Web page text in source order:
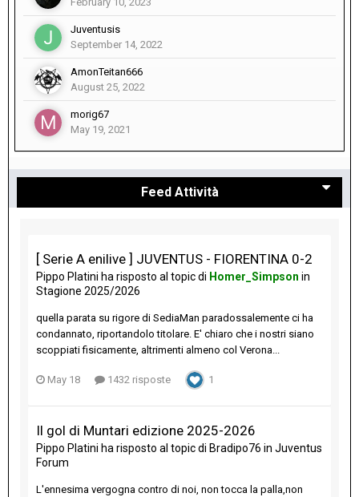
Juventusis
September 14, 2022
AmonTeitan666
August 25, 2022
morig67
May 19, 2021
Feed Attività
[ Serie A enilive ] JUVENTUS - FIORENTINA 0-2
Pippo Platini ha risposto al topic di Homer_Simpson in
Stagione 2025/2026
quella parata su rigore di SediaMan paradossalemente ci ha
condannato, riportandolo titolare. E' chiaro che i nostri siano
scoppiati fisicamente, altrimenti almeno col Verona...
May 18 1432 risposte 1
Il gol di Muntari edizione 2025-2026
Pippo Platini ha risposto al topic di Bradipo76 in Juventus
Forum
L'ennesima vergogna contro di noi, non tocca la palla,non